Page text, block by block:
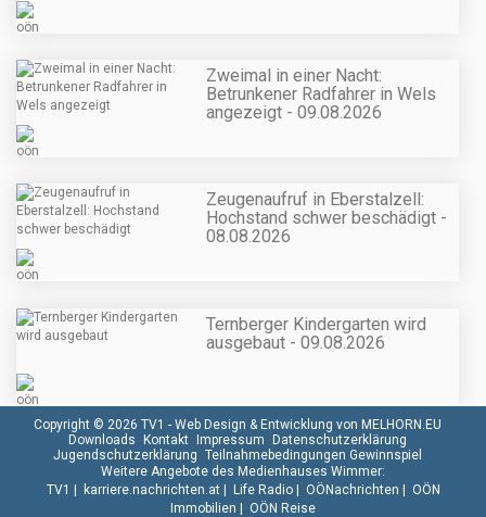
Zweimal in einer Nacht:
Betrunkener Radfahrer in Wels
angezeigt - 09.08.2026
Zeugenaufruf in Eberstalzell:
Hochstand schwer beschädigt -
08.08.2026
Ternberger Kindergarten wird
ausgebaut - 09.08.2026
Copyright © 2026 TV1 - Web Design & Entwicklung von MELHORN.EU
Downloads Kontakt Impressum Datenschutzerklärung
Jugendschutzerklärung Teilnahmebedingungen Gewinnspiel
Weitere Angebote des Medienhauses Wimmer:
TV1 | karriere.nachrichten.at| Life Radio| OÖNachrichten | OÖN
Immobilien | OÖN Reise